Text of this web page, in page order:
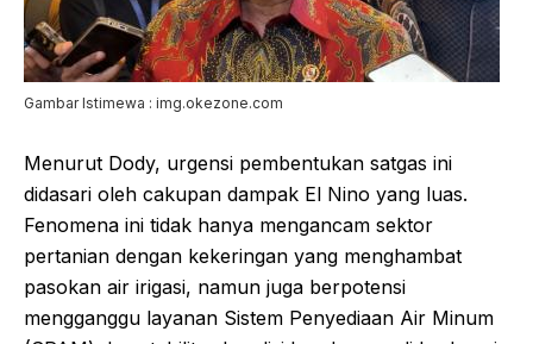
Gambar Istimewa : img.okezone.com
Menurut Dody, urgensi pembentukan satgas ini
didasari oleh cakupan dampak El Nino yang luas.
Fenomena ini tidak hanya mengancam sektor
pertanian dengan kekeringan yang menghambat
pasokan air irigasi, namun juga berpotensi
mengganggu layanan Sistem Penyediaan Air Minum